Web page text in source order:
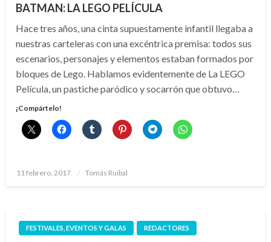
BATMAN: LA LEGO PELÍCULA
Hace tres años, una cinta supuestamente infantil llegaba a
nuestras carteleras con una excéntrica premisa: todos sus
escenarios, personajes y elementos estaban formados por
bloques de Lego. Hablamos evidentemente de La LEGO
Película, un pastiche paródico y socarrón que obtuvo…
¡Compártelo!
Publicado
11 febrero, 2017 Tomás Ruibal
FESTIVALES, EVENTOS Y GALAS REDACTORES